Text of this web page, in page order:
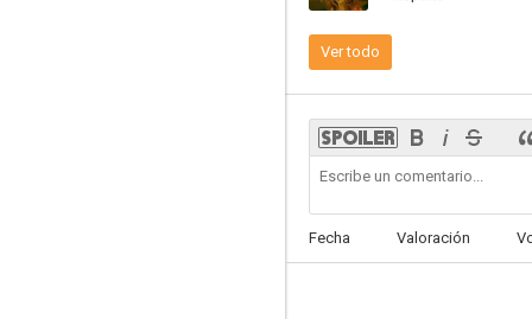
Ver todo
Fecha Valoración